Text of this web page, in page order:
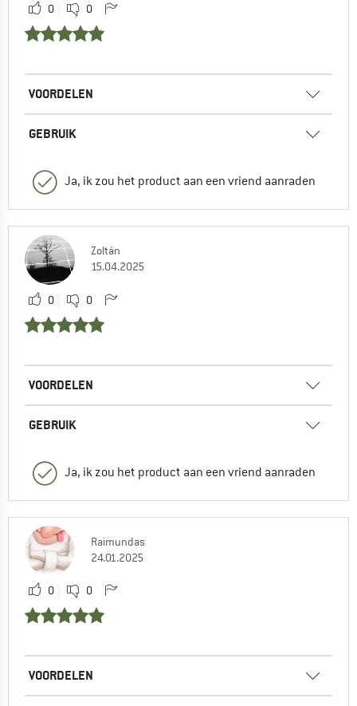
0 0
VOORDELEN
GEBRUIK
Ja, ik zou het product aan een vriend aanraden
Zoltán
15.04.2025
0 0
VOORDELEN
GEBRUIK
Ja, ik zou het product aan een vriend aanraden
Raimundas
24.01.2025
0 0
VOORDELEN